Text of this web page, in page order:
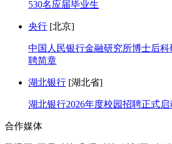
530名应届毕业生
央行 [北京]
中国人民银行金融研究所博士后科
聘简章
湖北银行 [湖北省]
湖北银行2026年度校园招聘正式启
合作媒体